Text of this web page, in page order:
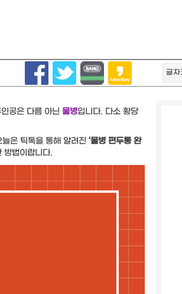
글자
공은 다름 아닌 물병입니다. 다소 황당
은 틱톡을 통해 알려진 ‘물병 편두통 완
방법이랍니다.